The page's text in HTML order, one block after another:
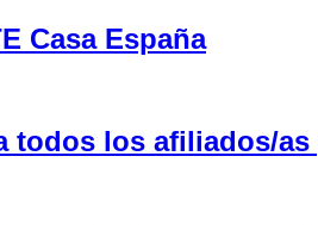
Casa España
todos los afiliados/